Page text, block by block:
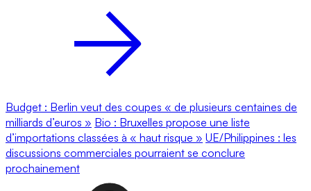
Budget : Berlin veut des coupes « de plusieurs centaines de
milliards d’euros » Bio : Bruxelles propose une liste
d’importations classées à « haut risque » UE/Philippines : les
discussions commerciales pourraient se conclure
prochainement